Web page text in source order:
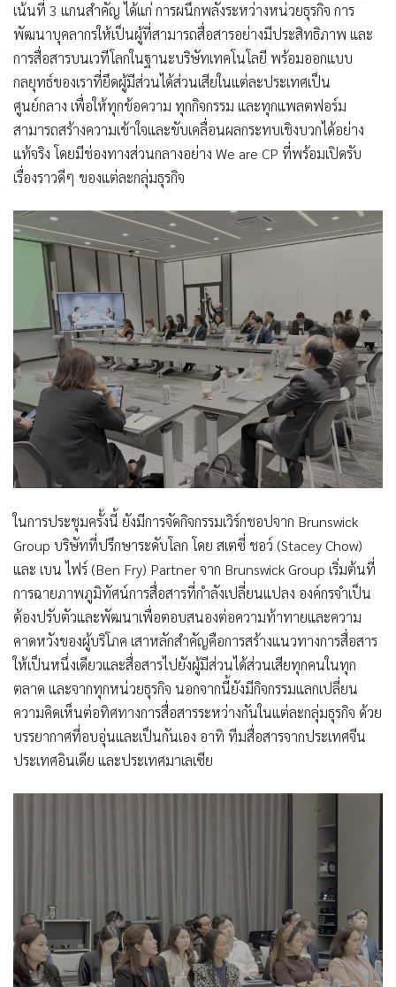
เน้นที่ 3 แกนสำคัญ ได้แก่ การผนึกพลังระหว่างหน่วยธุรกิจ การ
พัฒนาบุคลากรให้เป็นผู้ที่สามารถสื่อสารอย่างมีประสิทธิภาพ และ
การสื่อสารบนเวทีโลกในฐานะบริษัทเทคโนโลยี พร้อมออกแบบ
กลยุทธ์ของเราที่ยึดผู้มีส่วนได้ส่วนเสียในแต่ละประเทศเป็น
ศูนย์กลาง เพื่อให้ทุกข้อความ ทุกกิจกรรม และทุกแพลตฟอร์ม
สามารถสร้างความเข้าใจและขับเคลื่อนผลกระทบเชิงบวกได้อย่าง
แท้จริง โดยมีช่องทางส่วนกลางอย่าง We are CP ที่พร้อมเปิดรับ
เรื่องราวดีๆ ของแต่ละกลุ่มธุรกิจ
ในการประชุมครั้งนี้ ยังมีการจัดกิจกรรมเวิร์กชอปจาก Brunswick
Group บริษัทที่ปรึกษาระดับโลก โดย สเตซี่ ชอว์ (Stacey Chow)
และ เบน ไฟร์ (Ben Fry) Partner จาก Brunswick Group เริ่มต้นที่
การฉายภาพภูมิทัศน์การสื่อสารที่กำลังเปลี่ยนแปลง องค์กรจำเป็น
ต้องปรับตัวและพัฒนาเพื่อตอบสนองต่อความท้าทายและความ
คาดหวังของผู้บริโภค เสาหลักสำคัญคือการสร้างแนวทางการสื่อสาร
ให้เป็นหนึ่งเดียวและสื่อสารไปยังผู้มีส่วนได้ส่วนเสียทุกคนในทุก
ตลาด และจากทุกหน่วยธุรกิจ นอกจากนี้ยังมีกิจกรรมแลกเปลี่ยน
ความคิดเห็นต่อทิศทางการสื่อสารระหว่างกันในแต่ละกลุ่มธุรกิจ ด้วย
บรรยากาศที่อบอุ่นและเป็นกันเอง อาทิ ทีมสื่อสารจากประเทศจีน
ประเทศอินเดีย และประเทศมาเลเซีย